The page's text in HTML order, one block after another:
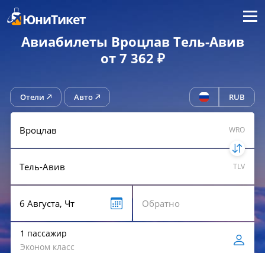
ЮниТикет Меню
Авиабилеты Вроцлав Тель-Авив
от 7 362 ₽
Отели Авто RUB
WRO
TLV
1 пассажир
Эконом класс